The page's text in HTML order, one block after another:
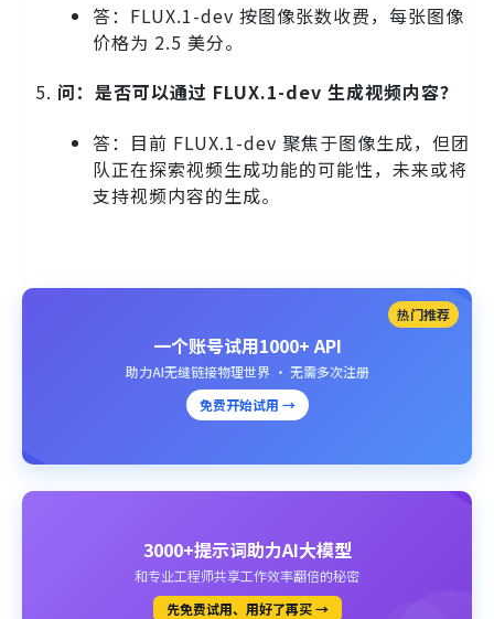
答：FLUX.1-dev 按图像张数收费，每张图像
价格为 2.5 美分。
问：是否可以通过 FLUX.1-dev 生成视频内容？
答：目前 FLUX.1-dev 聚焦于图像生成，但团
队正在探索视频生成功能的可能性，未来或将
支持视频内容的生成。
热门推荐
一个账号试用1000+ API
助力AI无缝链接物理世界 · 无需多次注册
免费开始试用 →
3000+提示词助力AI大模型
和专业工程师共享工作效率翻倍的秘密
先免费试用、用好了再买 →